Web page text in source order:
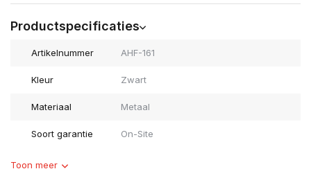
Productspecificaties
Artikelnummer AHF-161
Kleur Zwart
Materiaal Metaal
Soort garantie On-Site
Toon meer